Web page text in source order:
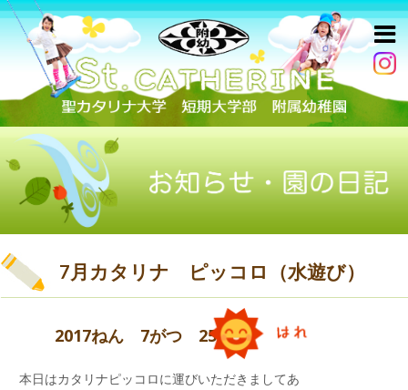
7月カタリナ ピッコロ（水遊び）
2017ねん 7がつ 25にち
本日はカタリナピッコロに運びいただきましてあ